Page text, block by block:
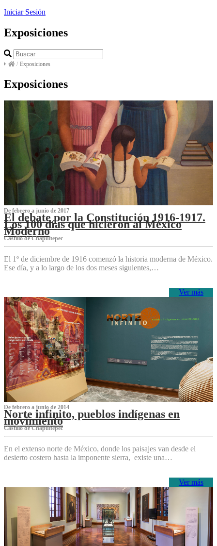
Iniciar Sesión
Exposiciones
/ Exposiciones
Exposiciones
De febrero a junio de 2017
El debate por la Constitución 1916-1917.
Los 100 días que hicieron al México
Moderno
Castillo de Chapultepec
El 1º de diciembre de 1916 comenzó la historia moderna de México.
Ese día, y a lo largo de los dos meses siguientes,…
Ver más
De febrero a junio de 2014
Norte infinito, pueblos indígenas en
movimiento
Castillo de Chapultepec
En el extenso norte de México, donde los paisajes van desde el
desierto costero hasta la imponente sierra, existe una…
Ver más